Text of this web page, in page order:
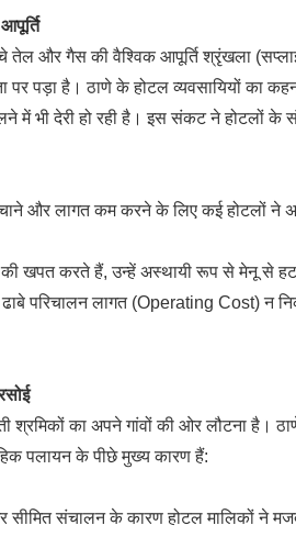
तेल और गैस की वैश्विक आपूर्ति श्रृंखला
पर पड़ा है। ठाणे के होटल व्यवसायियों का
में भी देरी हो रही है। इस संकट ने होटलों के
और लागत कम करने के लिए कई होटलों ने
खपत करते हैं, उन्हें अस्थायी रूप से मेनू से हटा
परिचालन लागत (Operating Cost) न
श्रमिकों का अपने गांवों की ओर लौटना है।
पलायन के पीछे मुख्य कारण हैं:
संचालन के कारण होटल मालिकों ने